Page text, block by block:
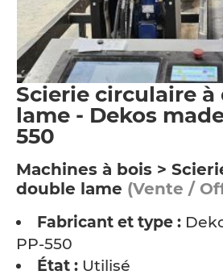
Scierie circulaire
lame - Dekos
550
Machines à bois >
double lame (Vente /
Fabricant et type :
PP-550
État : Utilisé